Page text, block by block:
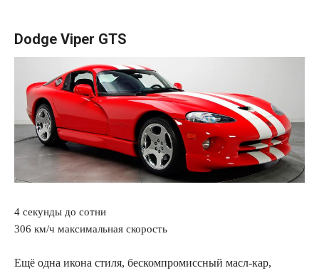
Dodge Viper GTS
4 секунды до сотни
306 км/ч максимальная скорость
Ещё одна икона стиля, бескомпромиссный масл-кар,